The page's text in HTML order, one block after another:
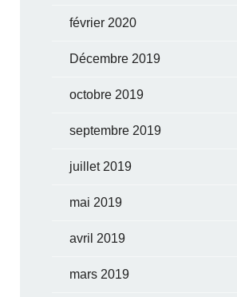
février 2020
Décembre 2019
octobre 2019
septembre 2019
juillet 2019
mai 2019
avril 2019
mars 2019